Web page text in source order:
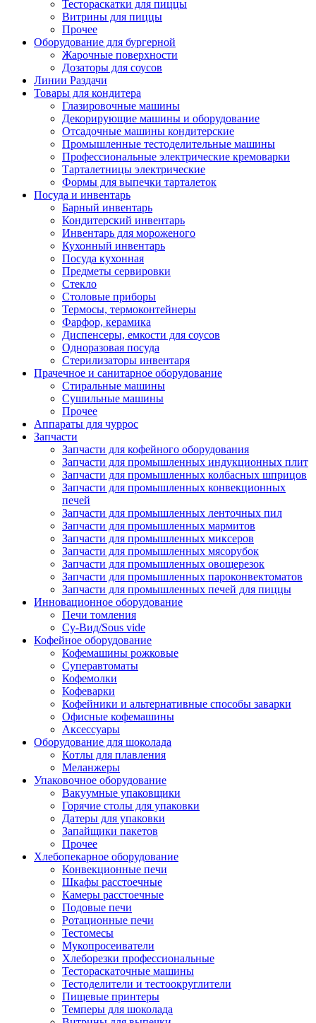
Тестораскатки для пиццы
Витрины для пиццы
Прочее
Оборудование для бургерной
Жарочные поверхности
Дозаторы для соусов
Линии Раздачи
Товары для кондитера
Глазировочные машины
Декорирующие машины и оборудование
Отсадочные машины кондитерские
Промышленные тестоделительные машины
Профессиональные электрические кремоварки
Тарталетницы электрические
Формы для выпечки тарталеток
Посуда и инвентарь
Барный инвентарь
Кондитерский инвентарь
Инвентарь для мороженого
Кухонный инвентарь
Посуда кухонная
Предметы сервировки
Стекло
Столовые приборы
Термосы, термоконтейнеры
Фарфор, керамика
Диспенсеры, емкости для соусов
Одноразовая посуда
Стерилизаторы инвентаря
Прачечное и санитарное оборудование
Стиральные машины
Сушильные машины
Прочее
Аппараты для чуррос
Запчасти
Запчасти для кофейного оборудования
Запчасти для промышленных индукционных плит
Запчасти для промышленных колбасных шприцов
Запчасти для промышленных конвекционных
печей
Запчасти для промышленных ленточных пил
Запчасти для промышленных мармитов
Запчасти для промышленных миксеров
Запчасти для промышленных мясорубок
Запчасти для промышленных овощерезок
Запчасти для промышленных пароконвектоматов
Запчасти для промышленных печей для пиццы
Инновационное оборудование
Печи томления
Су-Вид/Sous vide
Кофейное оборудование
Кофемашины рожковые
Суперавтоматы
Кофемолки
Кофеварки
Кофейники и альтернативные способы заварки
Офисные кофемашины
Аксессуары
Оборудование для шоколада
Котлы для плавления
Меланжеры
Упаковочное оборудование
Вакуумные упаковщики
Горячие столы для упаковки
Датеры для упаковки
Запайщики пакетов
Прочее
Хлебопекарное оборудование
Конвекционные печи
Шкафы расстоечные
Камеры расстоечные
Подовые печи
Ротационные печи
Тестомесы
Мукопросеиватели
Хлеборезки профессиональные
Тестораскаточные машины
Тестоделители и тестоокруглители
Пищевые принтеры
Темперы для шоколада